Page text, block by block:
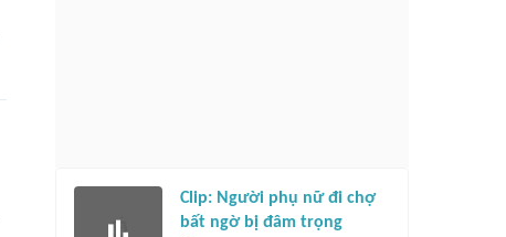
Clip: Người phụ nữ đi chợ
bất ngờ bị đâm trọng